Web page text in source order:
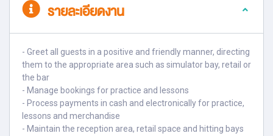
รายละเอียดงาน
- Greet all guests in a positive and friendly manner, directing
them to the appropriate area such as simulator bay, retail or
the bar
- Manage bookings for practice and lessons
- Process payments in cash and electronically for practice,
lessons and merchandise
- Maintain the reception area, retail space and hitting bays